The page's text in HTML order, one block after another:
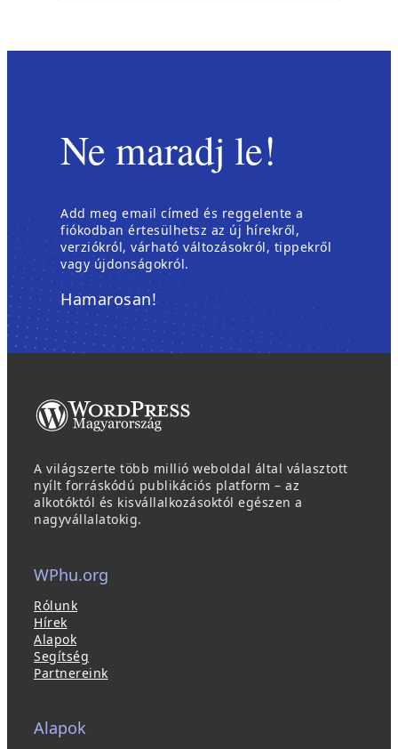
Ne maradj le!
Add meg email címed és reggelente a
fiókodban értesülhetsz az új hírekről,
verziókról, várható változásokról, tippekről
vagy újdonságokról.
Hamarosan!
A világszerte több millió weboldal által választott
nyílt forráskódú publikációs platform – az
alkotóktól és kisvállalkozásoktól egészen a
nagyvállalatokig.
WPhu.org
Rólunk
Hírek
Alapok
Segítség
Partnereink
Alapok